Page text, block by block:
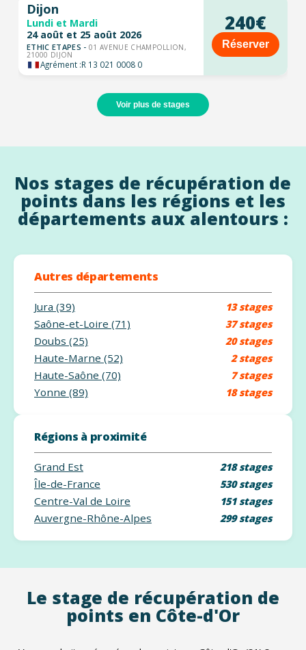
Dijon
Lundi et Mardi
24 août et 25 août 2026
ETHIC ETAPES - 01 AVENUE CHAMPOLLION,
21000 DIJON
Agrément :R 13 021 0008 0
240€
Réserver
Voir plus de stages
Nos stages de récupération de
points dans les régions et les
départements aux alentours :
Autres départements
Jura (39) 13 stages
Saône-et-Loire (71) 37 stages
Doubs (25) 20 stages
Haute-Marne (52) 2 stages
Haute-Saône (70) 7 stages
Yonne (89) 18 stages
Régions à proximité
Grand Est 218 stages
Île-de-France 530 stages
Centre-Val de Loire 151 stages
Auvergne-Rhône-Alpes 299 stages
Le stage de récupération de
points en Côte-d'Or